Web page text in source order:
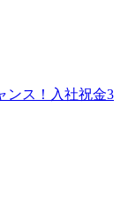
ンス！入社祝金3